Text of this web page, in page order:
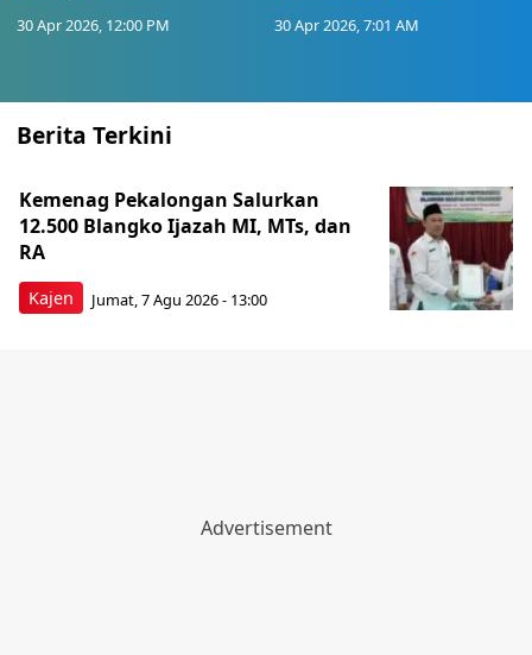
30 Apr 2026, 12:00 PM 30 Apr 2026, 7:01 AM
Berita Terkini
Kajen
Kemenag Pekalongan Salurkan
12.500 Blangko Ijazah MI, MTs, dan
RA
Jumat, 7 Agu 2026 - 13:00